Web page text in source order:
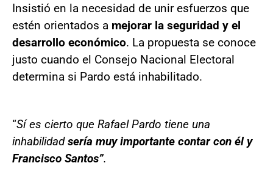
Insistió en la necesidad de unir esfuerzos que
estén orientados a mejorar la seguridad y el
desarrollo económico. La propuesta se conoce
justo cuando el Consejo Nacional Electoral
determina si Pardo está inhabilitado.
“Sí es cierto que Rafael Pardo tiene una
inhabilidadsería muy importante contar con él y
Francisco Santos”.